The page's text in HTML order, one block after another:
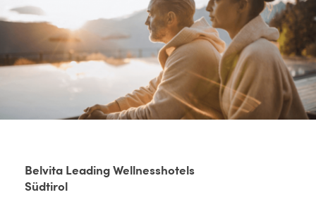
Belvita Leading Wellnesshotels
Südtirol